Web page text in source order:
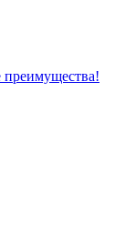
преимущества!